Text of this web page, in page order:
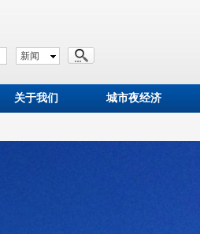
新闻
关于我们 城市夜经济